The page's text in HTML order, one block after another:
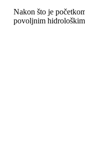
Nakon što je
povoljnim